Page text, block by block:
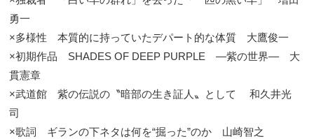
勇一
×多様性 本質的に持っていたデパート的な体質 大鷹俊一
×初期作品 SHADES OF DEEP PURPLE ―紫の世界― 大
貫憲章
×武道館 紫の伝説の〝暗部の生き証人〟として 和久井光
司
×歌詞 ギランの下ネタは何を“掘った”のか 山崎智之